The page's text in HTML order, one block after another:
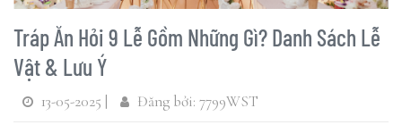
Tráp Ăn Hỏi 9 Lễ Gồm Những Gì? Danh Sách Lễ
Vật & Lưu Ý
13-05-2025 | Đăng bởi: 7799WST